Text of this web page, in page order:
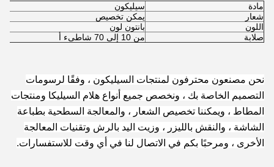
مادة
سيليكون
شعار
يمكن تخصيص
اللون
بانتون لون
صلابة
من 10 إلى 70 شاطىء أ
نحن مصنعون محترفون لمنتجات السيليكون ، وفقًا لرسومات
التصميم الخاصة بك ، ونخصص جميع أنواع هلام السيليكا ومنتجات
المطاط ، ويمكننا تخصيص الشعار ، والمعالجة السطحية بطباعة
الشاشة ، والنقش بالليزر ، وزيت اليد بالرش وتقنيات المعالجة
الأخرى ، ومرحبًا بكم في الاتصال لنا في أي وقت للاستفسارات.